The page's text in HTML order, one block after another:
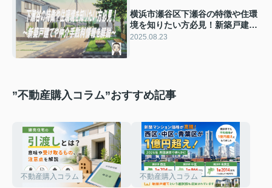
横浜市瀬谷区下瀬谷の特徴や住環
境を知りたい方必見！新築戸建と
仲介手数料無料コノミハウジング
2025.08.23
”不動産購入コラム”おすすめ記事
不動産購入コラム 不動産購入コラム